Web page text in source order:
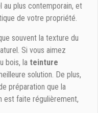
au plus contemporain, et
de votre propriété.
souvent la texture du
Si vous aimez
bois, la teinture
solution. De plus,
préparation que la
est faite régulièrement,